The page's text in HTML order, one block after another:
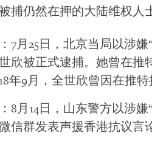
捕仍然在押的大陆维权人
7月25日，北京当局以涉嫌
欣被正式逮捕。她曾在推
年9月，全世欣曾因在推
8月14日，山东警方以涉嫌
信群发表声援香港抗议言